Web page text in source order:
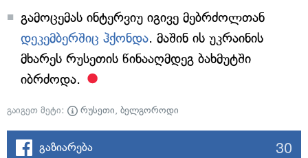
გამოცემას ინტერვიუ იგივე მებრძოლთან
დეკემბერშიც ჰქონდა. მაშინ ის უკრაინის
მხარეს რუსეთის წინააღმდეგ ბახმუტში
იბრძოდა.
გაიგეთ მეტი: რუსეთი, ბელგოროდი
გაზიარება 30